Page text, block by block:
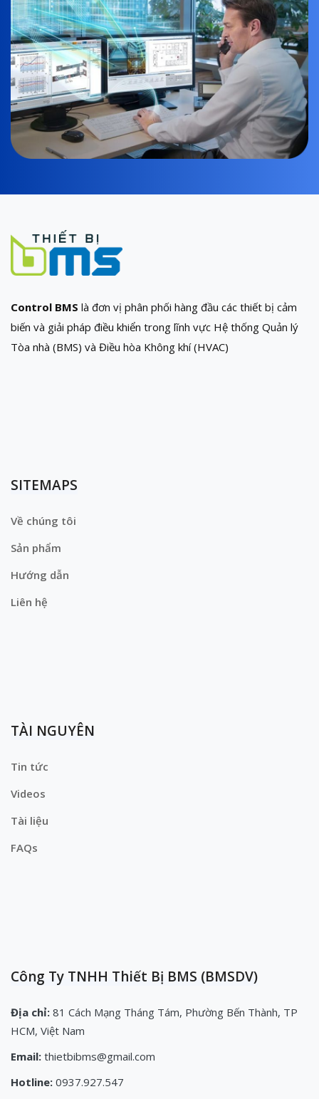
Control BMS là đơn vị phân phối hàng đầu các thiết bị cảm
biến và giải pháp điều khiển trong lĩnh vực Hệ thống Quản lý
Tòa nhà (BMS) và Điều hòa Không khí (HVAC)
SITEMAPS
Về chúng tôi
Sản phẩm
Hướng dẫn
Liên hệ
TÀI NGUYÊN
Tin tức
Videos
Tài liệu
FAQs
Công Ty TNHH Thiết Bị BMS (BMSDV)
Địa chỉ: 81 Cách Mạng Tháng Tám, Phường Bến Thành, TP
HCM, Việt Nam
Email: thietbibms@gmail.com
Hotline: 0937.927.547